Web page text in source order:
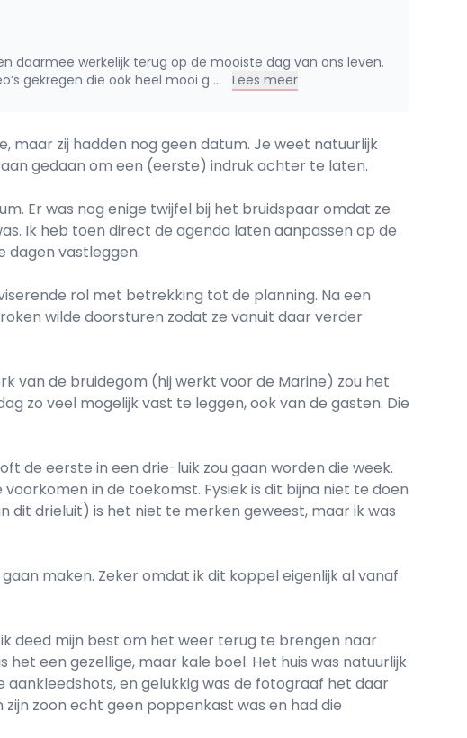
daarmee werkelijk terug op de mooiste dag van ons leven.
gekregen die ook heel mooi g ... Lees meer
maar zij hadden nog geen datum. Je weet natuurlijk
gedaan om een (eerste) indruk achter te laten.
Er was nog enige twijfel bij het bruidspaar omdat ze
Ik heb toen direct de agenda laten aanpassen op de
dagen vastleggen.
rol met betrekking tot de planning. Na een
wilde doorsturen zodat ze vanuit daar verder
van de bruidegom (hij werkt voor de Marine) zou het
zo veel mogelijk vast te leggen, ook van de gasten. Die
de eerste in een drie-luik zou gaan worden die week.
in de toekomst. Fysiek is dit bijna niet te doen
dit drieluit) is het niet te merken geweest, maar ik was
maken. Zeker omdat ik dit koppel eigenlijk al vanaf
deed mijn best om het weer terug te brengen naar
een gezellige, maar kale boel. Het huis was natuurlijk
en gelukkig was de fotograaf het daar
zoon echt geen poppenkast was en had die